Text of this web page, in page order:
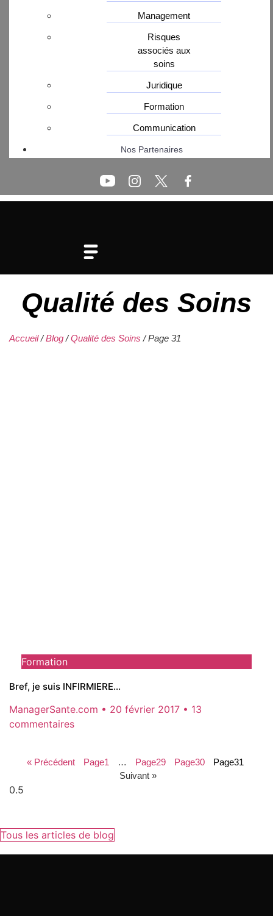
Management
Risques
associés aux
soins
Juridique
Formation
Communication
Nos Partenaires
Qualité des Soins
Accueil/Blog/Qualité des Soins /Page 31
Formation
Bref, je suis INFIRMIERE…
ManagerSante.com 20 février 2017
13
commentaires
« Précédent Page1 … Page29 Page30 Page31
Suivant »
Tous les articles de blog